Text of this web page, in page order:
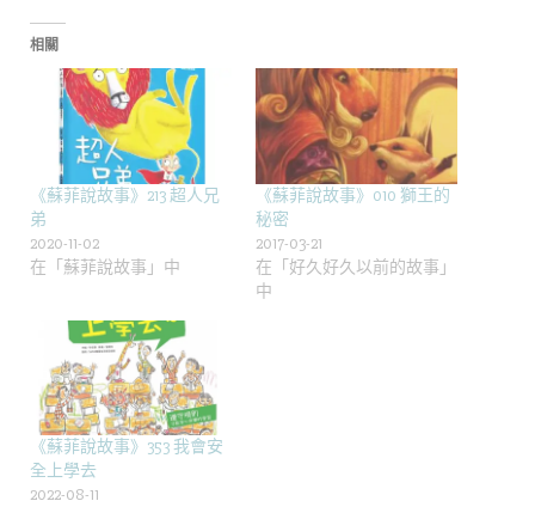
相關
《蘇菲說故事》213 超人兄
弟
2020-11-02
在「蘇菲說故事」中
《蘇菲說故事》010 獅王的
秘密
2017-03-21
在「好久好久以前的故事」
中
《蘇菲說故事》353 我會安
全上學去
2022-08-11